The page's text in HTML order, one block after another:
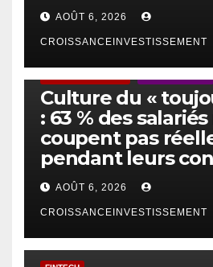
AOÛT 6, 2026
CROISSANCEINVESTISSEMENT
Culture du «
: 63 % des
coupent pas
pendant leurs
AOÛT 6, 2026
CROISSANCEINVESTISSEMENT